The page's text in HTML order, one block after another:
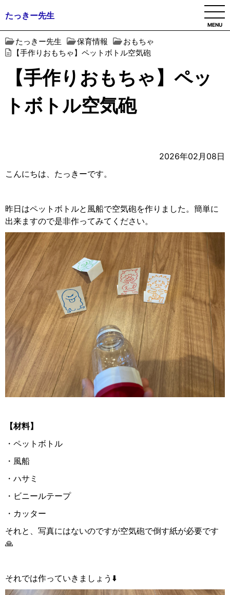
たっきー先生
MENU
たっきー先生 保育情報
おもちゃ
【手作りおもちゃ】ペットボトル空気砲
【手作りおもちゃ】ペッ
トボトル空気砲
2026年02月08日
こんにちは、たっきーです。
昨日はペットボトルと風船で空気砲を作りました。簡単に
出来ますので是非作ってみてください。
【材料】
・ペットボトル
・風船
・ハサミ
・ビニールテープ
・カッター
それと、写真にはないのですが空気砲で倒す紙が必要です
🙏
それでは作っていきましょう⬇️